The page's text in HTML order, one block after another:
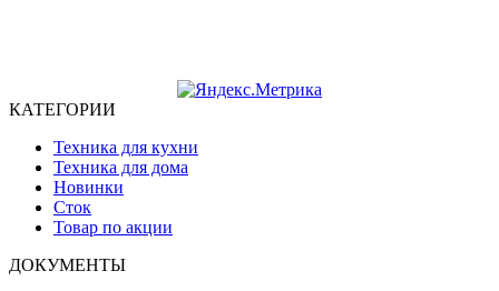
КАТЕГОРИИ
Техника для кухни
Техника для дома
Новинки
Сток
Товар по акции
ДОКУМЕНТЫ